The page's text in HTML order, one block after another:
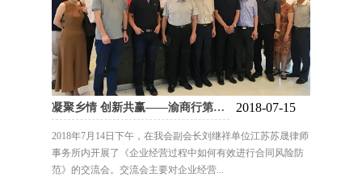
凝聚乡情 创新共赢——渝商行第一站·江苏苏晟律师事务所 2018-07-15
2018年7月14日下午，在我会副会长刘继祥单位江苏苏晟律师
事务所内开展了《企业经营过程中如何有效进行合同风险防
范》的交流会。交流会主要对企业经营...